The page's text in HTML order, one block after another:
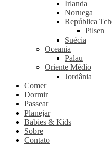
Irlanda
Noruega
República
Pilsen
Suécia
Oceania
Palau
Oriente Médio
Jordânia
Comer
Dormir
Passear
Planejar
Babies & Kids
Sobre
Contato